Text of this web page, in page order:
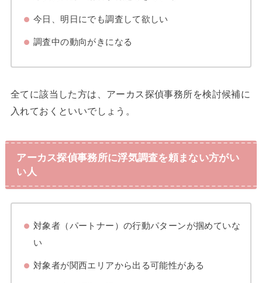
今日、明日にでも調査して欲しい
調査中の動向がきになる
全てに該当した方は、アーカス探偵事務所を検討候補に
入れておくといいでしょう。
アーカス探偵事務所に浮気調査を頼まない方がい
い人
対象者（パートナー）の行動パターンが掴めていな
い
対象者が関西エリアから出る可能性がある